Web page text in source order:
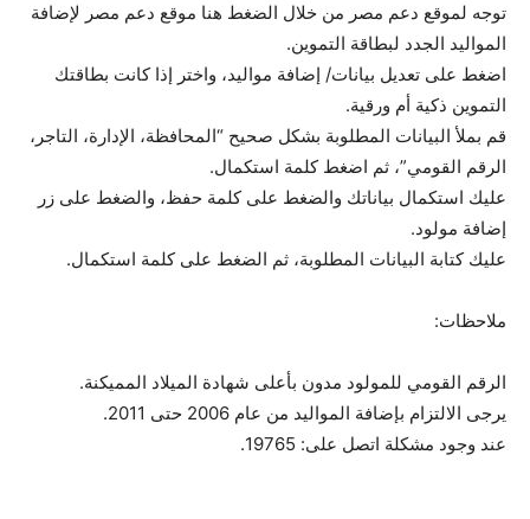
توجه لموقع دعم مصر من خلال الضغط هنا موقع دعم مصر لإضافة
المواليد الجدد لبطاقة التموين.
اضغط على تعديل بيانات/ إضافة مواليد، واختر إذا كانت بطاقتك
التموين ذكية أم ورقية.
قم بملأ البيانات المطلوبة بشكل صحيح “المحافظة، الإدارة، التاجر،
الرقم القومي”، ثم اضغط كلمة استكمال.
عليك استكمال بياناتك والضغط على كلمة حفظ، والضغط على زر
إضافة مولود.
عليك كتابة البيانات المطلوبة، ثم الضغط على كلمة استكمال.
ملاحظات:
الرقم القومي للمولود مدون بأعلى شهادة الميلاد المميكنة.
يرجى الالتزام بإضافة المواليد من عام 2006 حتى 2011.
عند وجود مشكلة اتصل على: 19765.